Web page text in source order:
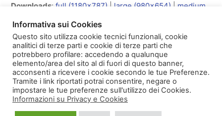
Downloads:full (1180x787) | large (980x654) | medium
Homepage
Copyright
Informativa sulla Privacy e Cookies
Informativa sui Cookies
Questo sito utilizza cookie tecnici funzionali, cookie
analitici di terze parti e cookie di terze parti che
potrebbero profilare: accedendo a qualunque
elemento/area del sito al di fuori di questo banner,
acconsenti a ricevere i cookie secondo le tue Preferenze.
Tramite i link riportati potrai consentire, negare o
impostare le tue preferenze sull'utilizzo dei Cookies.
Informazioni su Privacy e Cookies